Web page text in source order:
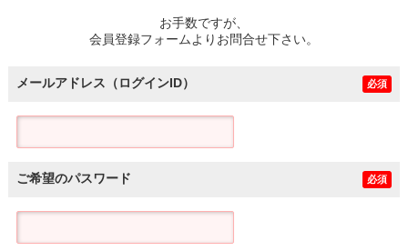
お手数ですが、
会員登録フォームよりお問合せ下さい。
メールアドレス（ログインID） 必須
ご希望のパスワード 必須